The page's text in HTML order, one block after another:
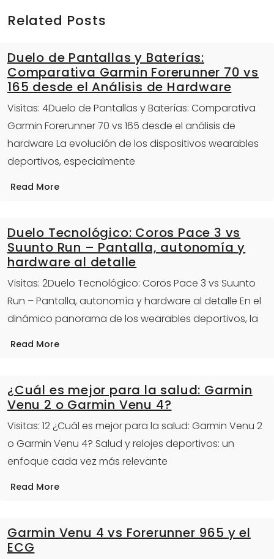
Related Posts
Duelo de Pantallas y Baterías:
Comparativa Garmin Forerunner 70 vs
165 desde el Análisis de Hardware
Visitas: 4Duelo de Pantallas y Baterías: Comparativa
Garmin Forerunner 70 vs 165 desde el análisis de
hardware La evolución de los dispositivos wearables
deportivos, especialmente
Read More
Duelo Tecnológico: Coros Pace 3 vs
Suunto Run – Pantalla, autonomía y
hardware al detalle
Visitas: 2Duelo Tecnológico: Coros Pace 3 vs Suunto
Run – Pantalla, autonomía y hardware al detalle En el
dinámico panorama de los wearables deportivos, la
Read More
¿Cuál es mejor para la salud: Garmin
Venu 2 o Garmin Venu 4?
Visitas: 12 ¿Cuál es mejor para la salud: Garmin Venu 2
o Garmin Venu 4? Salud y relojes deportivos: un
enfoque cada vez más relevante
Read More
Garmin Venu 4 vs Forerunner 965 y el
ECG